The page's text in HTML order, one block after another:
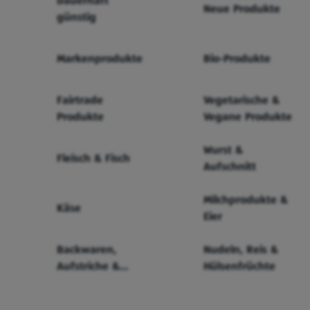
günstig
Neue Produkte
Markenprodukte Bio-Produkte
Fairtrade
Produkte
Vegetarische &
Vegane Produkte
Fleisch & Fisch
Wurst &
Aufschnitt
Käse
Milchprodukte &
Eier
Backwaren,
Aufstriche &
Nudeln, Reis &
Hülsenfrüchte